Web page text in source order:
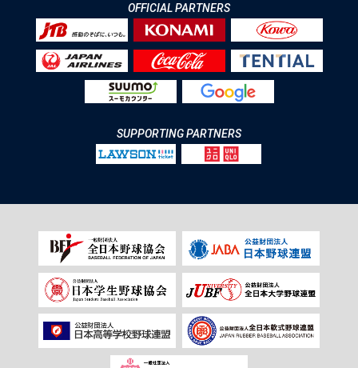
OFFICIAL PARTNERS
SUPPORTING PARTNERS